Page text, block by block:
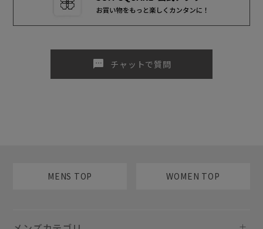
sms チャットで質問
MENS TOP WOMEN TOP